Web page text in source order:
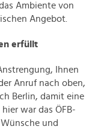
Ambiente von
Angebot.
erfüllt
Ihnen
Anruf nach oben,
Berlin, damit eine
war das ÖFB-
und